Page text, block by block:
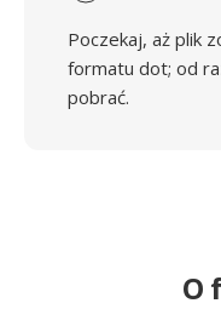
Poczekaj, aż plik
formatu dot; od
pobrać.
O